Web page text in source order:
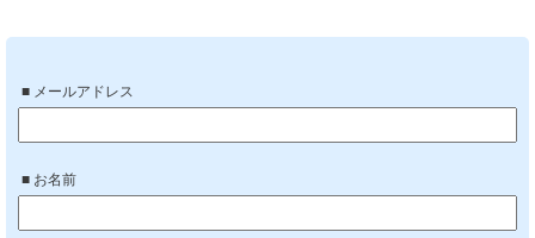
■ メールアドレス
■ お名前